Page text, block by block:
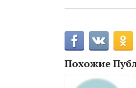
Похожие